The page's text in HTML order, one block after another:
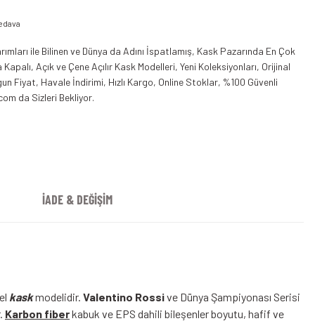
ile Bilinen ve Dünya da Adını İspatlamış, Kask Pazarında En Çok
Açık ve Çene Açılır Kask Modelleri, Yeni Koleksiyonları, Orijinal
Fiyat, Havale İndirimi, Hızlı Kargo, Online Stoklar, %100 Güvenli
da Sizleri Bekliyor.
İADE & DEĞİŞİM
kaskmodelidir. Valentino Rossive Dünya Şampiyonası Serisi
Karbon fiberkabuk ve EPS dahili bileşenler boyutu, hafif ve